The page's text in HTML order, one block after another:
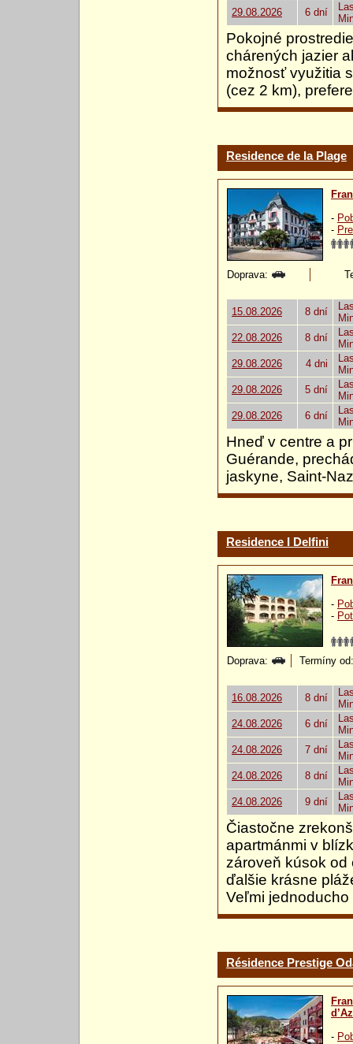
29.08.2026
6 dní
Pokojné
chárených jazier
možnosť využitia
(cez 2 km),
Residence de la Plage
-
-
Doprava:
15.08.2026 8 dní
22.08.2026
8 dní
29.08.2026
4 dni
29.08.2026
5 dní
29.08.2026
6 dní
Hneď v centre a
Guérande,
jaskyne, Saint-
Residence I Delfini
-
-
Doprava: Termíny
16.08.2026 8 dní
24.08.2026
6 dní
24.08.2026
7 dní
24.08.2026
8 dní
24.08.2026
9 dní
Čiastočne
apartmánmi v
zároveň kúsok od
ďalšie krásne
Veľmi jednoducho
Résidence Prestige
-